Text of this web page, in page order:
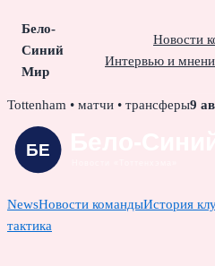
Бело-
Синий
Мир
Новости
Интервью и
Skip
content
Tottenham • матчи • трансферы9
NewsНовости командыИстория
тактика